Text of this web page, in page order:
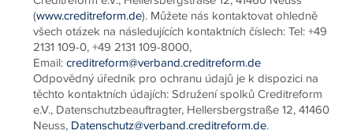
(www.creditreform.de). Můžete nás kontaktovat ohledně
všech otázek na následujících kontaktních číslech: Tel: +49
2131 109-0, +49 2131 109-8000,
Email:creditreform@verband.creditreform.de
Odpovědný úředník pro ochranu údajů je k dispozici na
těchto kontaktních údajích: Sdružení spolků Creditreform
e.V., Datenschutzbeauftragter, Hellersbergstraße 12, 41460
Neuss, Datenschutz@verband.creditreform.de.